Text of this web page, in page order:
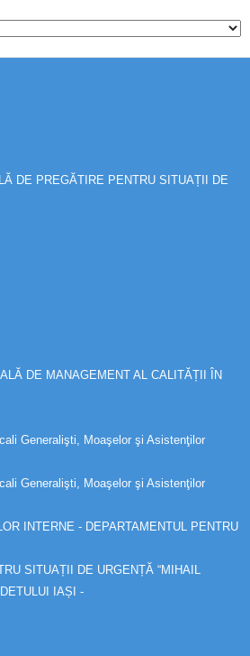
DE PREGĂTIRE PENTRU SITUAȚII DE
DE MANAGEMENT AL CALITĂȚII ÎN
Generalişti, Moaşelor şi Asistenţilor
Generalişti, Moaşelor şi Asistenţilor
INTERNE - DEPARTAMENTUL PENTRU
SITUAȚII DE URGENȚĂ “MIHAIL
IAȘI -